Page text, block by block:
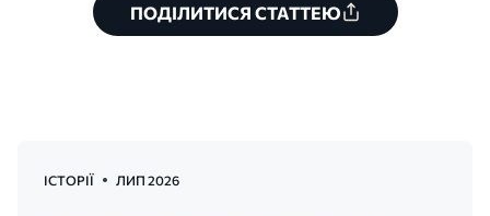
ПОДІЛИТИСЯ СТАТТЕЮ
ІСТОРІЇ ЛИП 2026